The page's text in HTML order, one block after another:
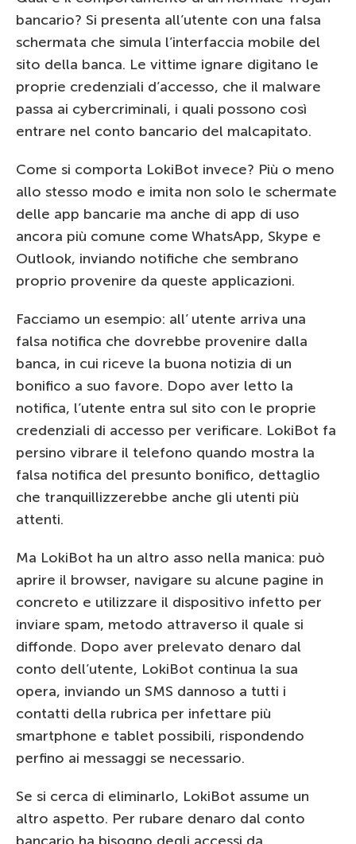
bancario? Si presenta all’utente con una falsa
schermata che simula l’interfaccia mobile del
sito della banca. Le vittime ignare digitano le
proprie credenziali d’accesso, che il malware
passa ai cybercriminali, i quali possono così
entrare nel conto bancario del malcapitato.
Come si comporta LokiBot invece? Più o meno
allo stesso modo e imita non solo le schermate
delle app bancarie ma anche di app di uso
ancora più comune come WhatsApp, Skype e
Outlook, inviando notifiche che sembrano
proprio provenire da queste applicazioni.
Facciamo un esempio: all’ utente arriva una
falsa notifica che dovrebbe provenire dalla
banca, in cui riceve la buona notizia di un
bonifico a suo favore. Dopo aver letto la
notifica, l’utente entra sul sito con le proprie
credenziali di accesso per verificare. LokiBot fa
persino vibrare il telefono quando mostra la
falsa notifica del presunto bonifico, dettaglio
che tranquillizzerebbe anche gli utenti più
attenti.
Ma LokiBot ha un altro asso nella manica: può
aprire il browser, navigare su alcune pagine in
concreto e utilizzare il dispositivo infetto per
inviare spam, metodo attraverso il quale si
diffonde. Dopo aver prelevato denaro dal
conto dell’utente, LokiBot continua la sua
opera, inviando un SMS dannoso a tutti i
contatti della rubrica per infettare più
smartphone e tablet possibili, rispondendo
perfino ai messaggi se necessario.
Se si cerca di eliminarlo, LokiBot assume un
altro aspetto. Per rubare denaro dal conto